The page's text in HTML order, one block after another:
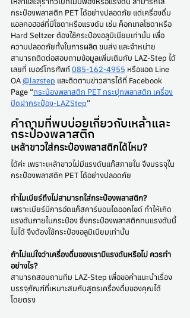
กระป๋องพลาสติก PET ได้อย่างปลอดภัย แต่เครื่องดื่ม
แอลกอฮอล์ที่มีโซดาหรือแรงดัน เช่น ค็อกเทลโซดาหรือ
Hard Seltzer ต้องใช้กระป๋องอลูมิเนียมเท่านั้น เพื่อ
ความปลอดภัยทั้งในการผลิต ขนส่ง และจำหน่าย
สามารถติดต่อสอบถามข้อมูลเพิ่มเติมกับ LAZ-Step ได้
เลยที่ เบอร์โทรศัพท์ 085-162-4955 หรือแอด Line
OA @lazstep และติดตามข่าวสารได้ที่ Facebook
Page “กระป๋องพลาสติก PET กระปุกพลาสติก เครื่อง
ปิดฝากระป๋อง-LAZStep”
คำถามที่พบบ่อยเกี่ยวกับเหล้าและ
กระป๋องพลาสติก
เหล้าขาวใส่กระป๋องพลาสติกได้ไหม?
ได้ค่ะ เพราะเหล้าขาวไม่มีแรงดันแก๊สภายใน จึงบรรจุใน
กระป๋องพลาสติก PET ได้อย่างปลอดภัย
ทำไมเบียร์ถึงไม่สามารถใส่กระป๋องพลาสติก?
เพราะเบียร์มีการอัดแก๊สคาร์บอนไดออกไซด์ ทำให้เกิด
แรงดันภายในกระป๋อง ซึ่งกระป๋องพลาสติกทนแรงดันนี้
ไม่ได้ จึงต้องใช้กระป๋องอลูมิเนียมเท่านั้น
ถ้าไม่แน่ใจว่าเครื่องดื่มของเรามีแรงดันหรือไม่ ควรทำ
อย่างไร?
สามารถสอบถามทีม LAZ-Step เพื่อขอคำแนะนำเรื่อง
บรรจุภัณฑ์ที่เหมาะสมกับสูตรเครื่องดื่มของคุณได้
โดยตรง